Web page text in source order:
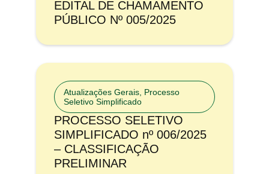
EDITAL DE CHAMAMENTO
PÚBLICO Nº 005/2025
Atualizações Gerais Processo
Seletivo Simplificado
PROCESSO SELETIVO
SIMPLIFICADO nº 006/2025
– CLASSIFICAÇÃO
PRELIMINAR